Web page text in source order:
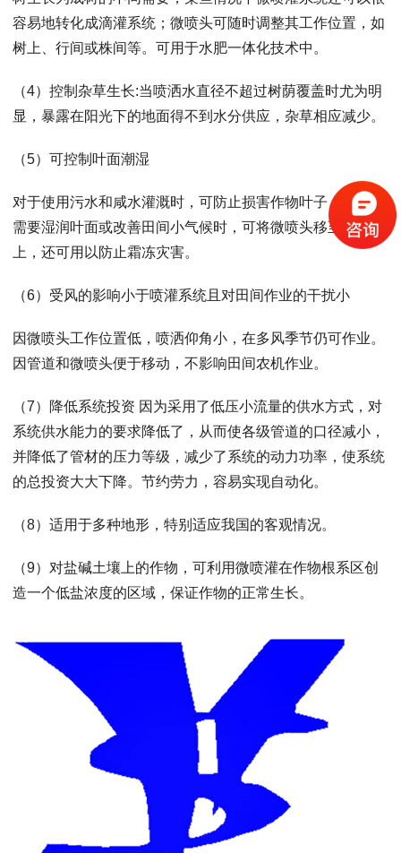
容易地转化成滴灌系统；微喷头可随时调整其工作位置，如
树上、行间或株间等。可用于水肥一体化技术中。
（4）控制杂草生长:当喷洒水直径不超过树荫覆盖时尤为明
显，暴露在阳光下的地面得不到水分供应，杂草相应减少。
（5）可控制叶面潮湿
对于使用污水和咸水灌溉时，可防止损害作物叶子，相反当
需要湿润叶面或改善田间小气候时，可将微喷头移至树冠
上，还可用以防止霜冻灾害。
（6）受风的影响小于喷灌系统且对田间作业的干扰小
因微喷头工作位置低，喷洒仰角小，在多风季节仍可作业。
因管道和微喷头便于移动，不影响田间农机作业。
（7）降低系统投资 因为采用了低压小流量的供水方式，对
系统供水能力的要求降低了，从而使各级管道的口径减小，
并降低了管材的压力等级，减少了系统的动力功率，使系统
的总投资大大下降。节约劳力，容易实现自动化。
（8）适用于多种地形，特别适应我国的客观情况。
（9）对盐碱土壤上的作物，可利用微喷灌在作物根系区创
造一个低盐浓度的区域，保证作物的正常生长。